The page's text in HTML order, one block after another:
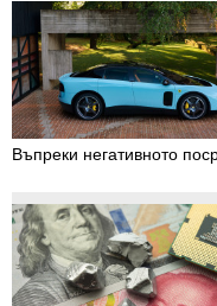
Въпреки негативното